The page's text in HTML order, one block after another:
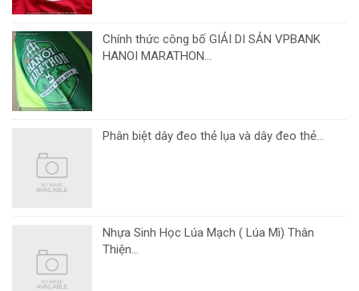
Chính thức công bố GIẢI DI SẢN VPBANK
HANOI MARATHON...
Phân biệt dây đeo thẻ lụa và dây đeo thẻ...
Nhựa Sinh Học Lúa Mạch ( Lúa Mì) Thân
Thiện...